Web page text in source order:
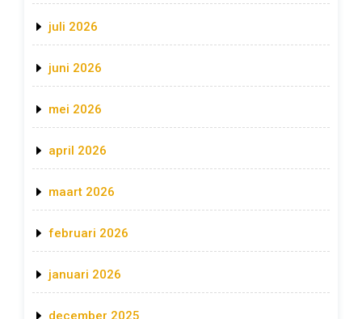
juli 2026
juni 2026
mei 2026
april 2026
maart 2026
februari 2026
januari 2026
december 2025